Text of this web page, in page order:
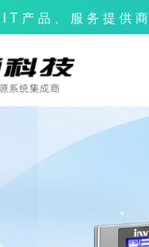
T 产 品 、 服 务 提 供 商